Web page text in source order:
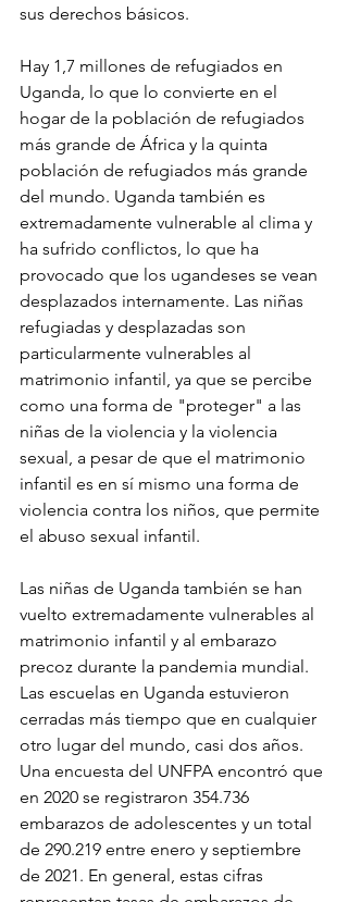
sus derechos básicos.
Hay 1,7 millones de refugiados en
Uganda, lo que lo convierte en el
hogar de la población de refugiados
más grande de África y la quinta
población de refugiados más grande
del mundo. Uganda también es
extremadamente vulnerable al clima y
ha sufrido conflictos, lo que ha
provocado que los ugandeses se vean
desplazados internamente. Las niñas
refugiadas y desplazadas son
particularmente vulnerables al
matrimonio infantil, ya que se percibe
como una forma de "proteger" a las
niñas de la violencia y la violencia
sexual, a pesar de que el matrimonio
infantil es en sí mismo una forma de
violencia contra los niños, que permite
el abuso sexual infantil.
Las niñas de Uganda también se han
vuelto extremadamente vulnerables al
matrimonio infantil y al embarazo
precoz durante la pandemia mundial.
Las escuelas en Uganda estuvieron
cerradas más tiempo que en cualquier
otro lugar del mundo, casi dos años.
Una encuesta del UNFPA encontró que
en 2020 se registraron 354.736
embarazos de adolescentes y un total
de 290.219 entre enero y septiembre
de 2021. En general, estas cifras